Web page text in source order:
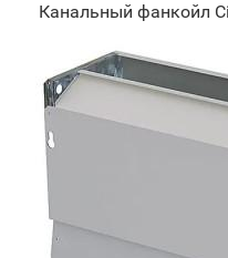
Канальный фанкойл